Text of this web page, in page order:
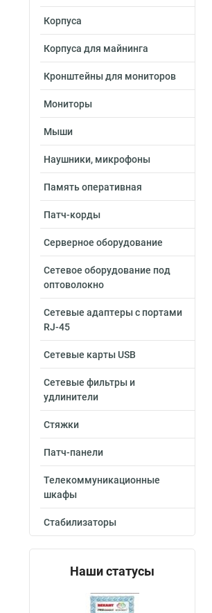
Корпуса
Корпуса для майнинга
Кронштейны для мониторов
Мониторы
Мыши
Наушники, микрофоны
Память оперативная
Патч-корды
Серверное оборудование
Сетевое оборудование под
оптоволокно
Сетевые адаптеры с портами
RJ-45
Сетевые карты USB
Сетевые фильтры и
удлинители
Стяжки
Патч-панели
Телекоммуникационные
шкафы
Стабилизаторы
Наши статусы